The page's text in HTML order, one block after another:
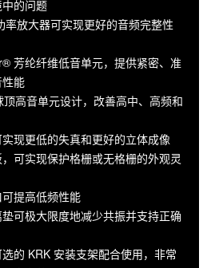
的问题
率放大器可实现更好的音频完整性
芳纶纤维低音单元，提供紧密、准
能
高音单元设计，改善高中、高频和
现更低的失真和更好的立体成像
可实现保护格栅或无格栅的外观灵
提高低频性能
可极大限度地减少共振并支持正确
的 KRK 安装支架配合使用，非常